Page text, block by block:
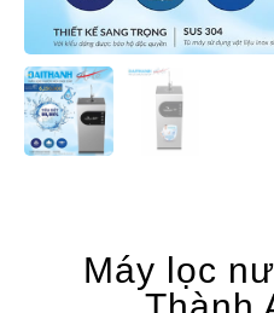
Máy lọc